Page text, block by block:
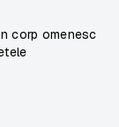
corp omenesc